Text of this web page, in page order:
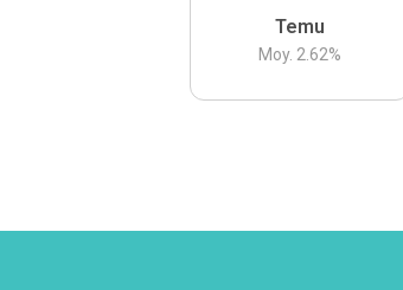
Temu
Moy. 2.62%